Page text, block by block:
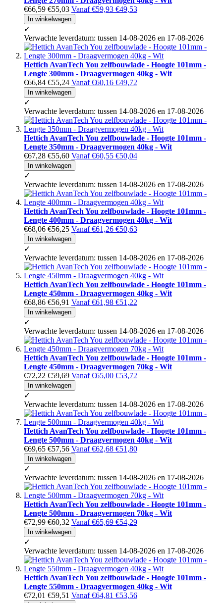
€66,59 €55,03 Vanaf €59,93 €49,53
In winkelwagen
✓
Verwachte leverdatum: tussen 14-08-2026 en 17-08-2026
Hettich AvanTech You zelfbouwlade - Hoogte 101mm -
Lengte 300mm - Draagvermogen 40kg - Wit
€66,84 €55,24 Vanaf €60,16 €49,72
In winkelwagen
✓
Verwachte leverdatum: tussen 14-08-2026 en 17-08-2026
Hettich AvanTech You zelfbouwlade - Hoogte 101mm -
Lengte 350mm - Draagvermogen 40kg - Wit
€67,28 €55,60 Vanaf €60,55 €50,04
In winkelwagen
✓
Verwachte leverdatum: tussen 14-08-2026 en 17-08-2026
Hettich AvanTech You zelfbouwlade - Hoogte 101mm -
Lengte 400mm - Draagvermogen 40kg - Wit
€68,06 €56,25 Vanaf €61,26 €50,63
In winkelwagen
✓
Verwachte leverdatum: tussen 14-08-2026 en 17-08-2026
Hettich AvanTech You zelfbouwlade - Hoogte 101mm -
Lengte 450mm - Draagvermogen 40kg - Wit
€68,86 €56,91 Vanaf €61,98 €51,22
In winkelwagen
✓
Verwachte leverdatum: tussen 14-08-2026 en 17-08-2026
Hettich AvanTech You zelfbouwlade - Hoogte 101mm -
Lengte 450mm - Draagvermogen 70kg - Wit
€72,22 €59,69 Vanaf €65,00 €53,72
In winkelwagen
✓
Verwachte leverdatum: tussen 14-08-2026 en 17-08-2026
Hettich AvanTech You zelfbouwlade - Hoogte 101mm -
Lengte 500mm - Draagvermogen 40kg - Wit
€69,65 €57,56 Vanaf €62,68 €51,80
In winkelwagen
✓
Verwachte leverdatum: tussen 14-08-2026 en 17-08-2026
Hettich AvanTech You zelfbouwlade - Hoogte 101mm -
Lengte 500mm - Draagvermogen 70kg - Wit
€72,99 €60,32 Vanaf €65,69 €54,29
In winkelwagen
✓
Verwachte leverdatum: tussen 14-08-2026 en 17-08-2026
Hettich AvanTech You zelfbouwlade - Hoogte 101mm -
Lengte 550mm - Draagvermogen 40kg - Wit
€72,01 €59,51 Vanaf €64,81 €53,56